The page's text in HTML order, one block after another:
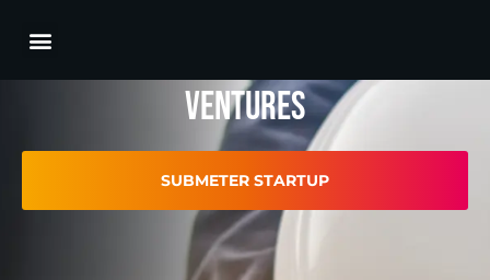
Escale mais rápido com a vetor ag
ventures
SUBMETER STARTUP